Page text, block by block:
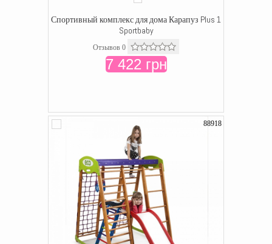
Спортивный комплекс для дома Карапуз Plus 1
Sportbaby
Отзывов 0
7 422 грн
88918